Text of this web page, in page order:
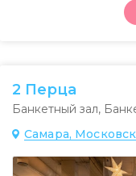
2 Перца
Банкетный зал,
Самара,